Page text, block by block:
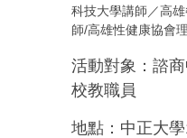
科技大學講師／高
師/高雄性健康協會
活動對象：諮
校教職員
地點：中正大